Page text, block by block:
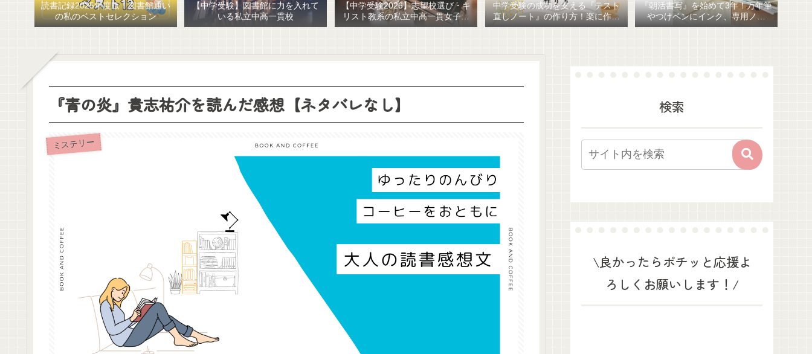
読書記録2025年度版！図書館通い
の私のベストセレクション
【中学受験】図書館に力を入れて
いる私立中高一貫校
【中学受験2026】志望校選び・キ
リスト教系の私立中高一貫女子校
を調べてみました
中学受験の成功を支える『テスト
直しノート』の作り方！楽に作る
ための最強おすすめ文房具6選！
『朝活書写』を始めて3年！万年筆
やつけペンにインク、専用ノー
ト、毎日が充実しています。
『青の炎』貴志祐介を読んだ感想【ネタバレなし】
ミステリー
検索
\良かったらポチッと応援よ
ろしくお願いします！/